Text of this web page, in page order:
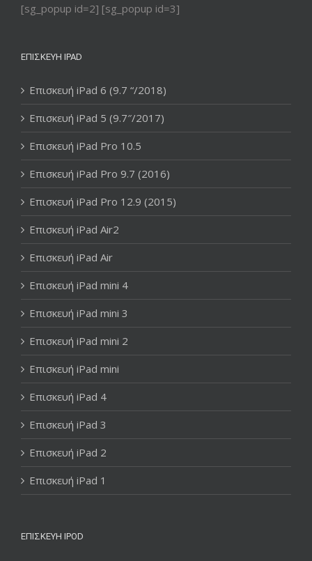
[sg_popup id=2] [sg_popup id=3]
ΕΠΙΣΚΕΥΉ IPAD
Επισκευή iPad 6 (9.7 “/2018)
Επισκευή iPad 5 (9.7″/2017)
Επισκευή iPad Pro 10.5
Επισκευή iPad Pro 9.7 (2016)
Επισκευή iPad Pro 12.9 (2015)
Επισκευή iPad Air2
Επισκευή iPad Air
Επισκευή iPad mini 4
Επισκευή iPad mini 3
Επισκευή iPad mini 2
Επισκευή iPad mini
Επισκευή iPad 4
Επισκευή iPad 3
Επισκευή iPad 2
Επισκευή iPad 1
ΕΠΙΣΚΕΥΉ IPOD